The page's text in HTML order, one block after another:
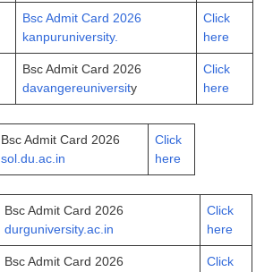
Bsc Admit Card 2026
kanpuruniversity.
Click
here
Bsc Admit Card 2026
davangereuniversity
Click
here
Bsc Admit Card 2026
sol.du.ac.in
Click
here
Bsc Admit Card 2026
durguniversity.ac.in
Click
here
Bsc Admit Card 2026
Click